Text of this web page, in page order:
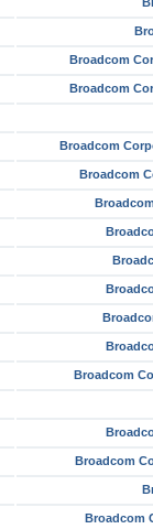
Broadcom
Broadcom
Broadcom
Broadcom
Broadcom
Broadcom
Broadcom